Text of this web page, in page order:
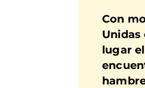
Con
Unidas
lugar